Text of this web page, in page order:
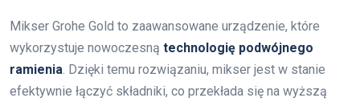
Mikser Grohe Gold to zaawansowane urządzenie, które
wykorzystuje nowoczesną technologię podwójnego
ramienia. Dzięki temu rozwiązaniu, mikser jest w stanie
efektywnie łączyć składniki, co przekłada się na wyższą